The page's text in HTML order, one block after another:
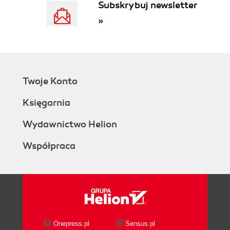
Subskrybuj newsletter
»
Twoje Konto
Księgarnia
Wydawnictwo Helion
Współpraca
Onepress.pl Sensus.pl